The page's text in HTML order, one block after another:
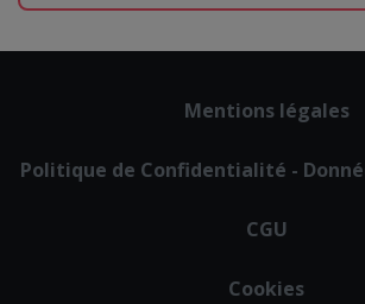
Mentions légales
Politique de Confidentialité -
CGU
Cookies